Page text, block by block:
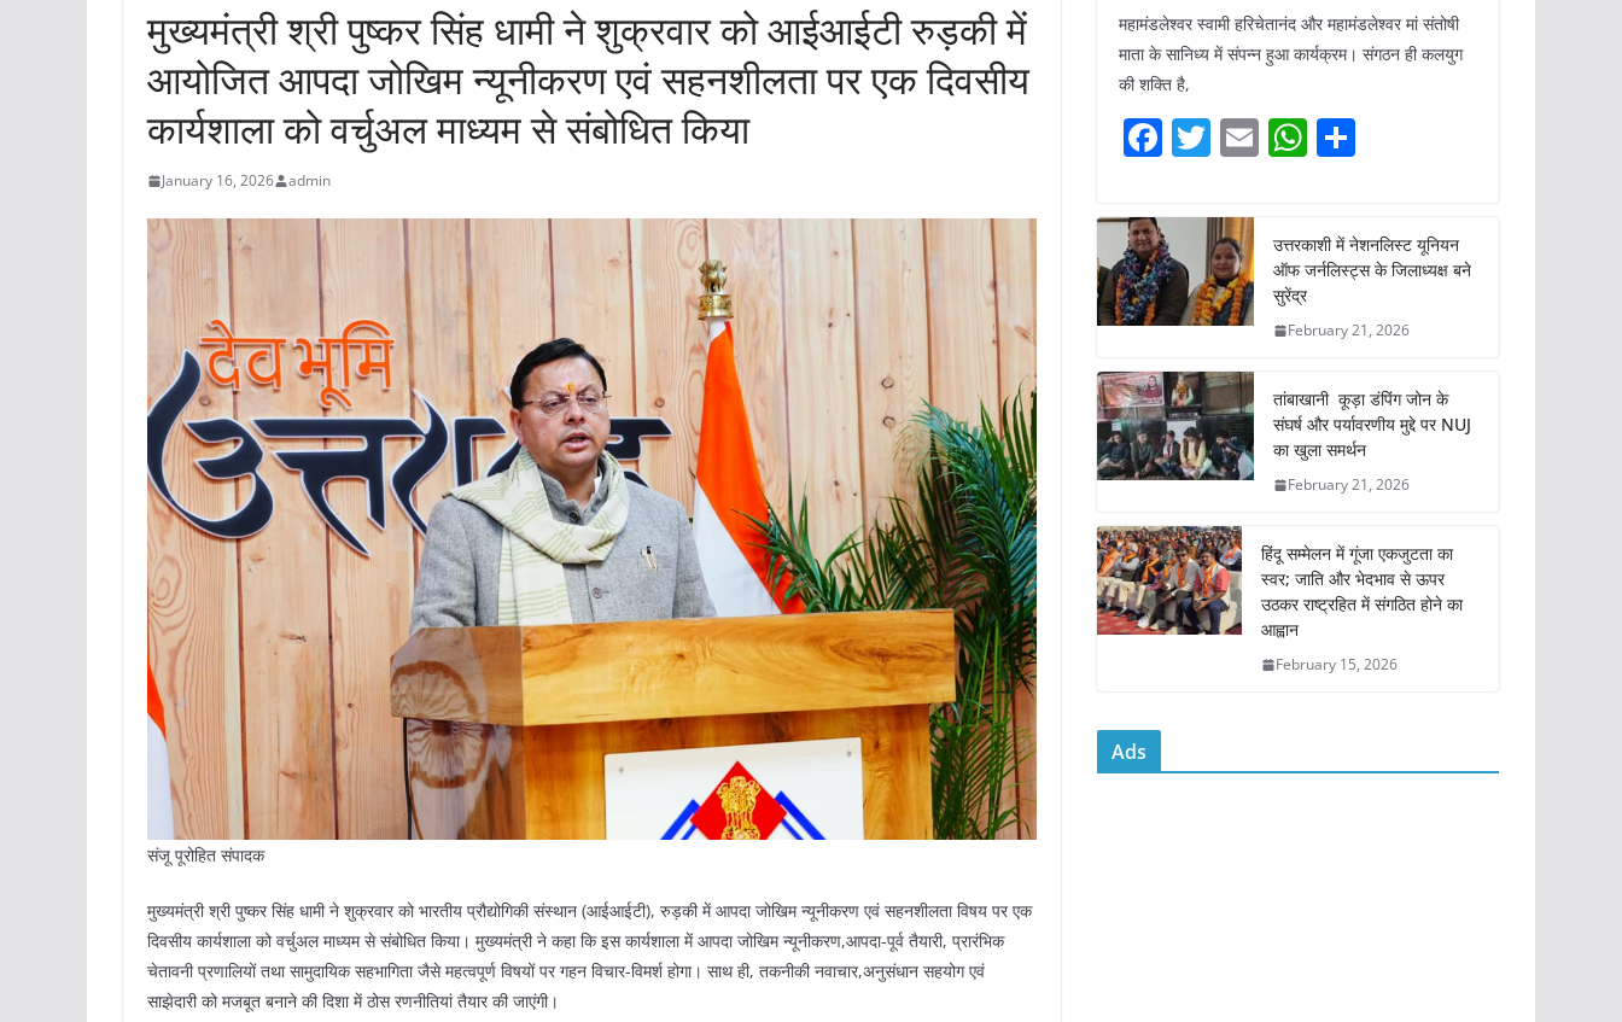
मुख्यमंत्री श्री पुष्कर सिंह धामी ने शुक्रवार को आईआईटी रुड़की में
आयोजित आपदा जोखिम न्यूनीकरण एवं सहनशीलता पर एक दिवसीय
कार्यशाला को वर्चुअल माध्यम से संबोधित किया
January 16, 2026 admin
संजू पूरोहित संपादक
मुख्यमंत्री श्री पुष्कर सिंह धामी ने शुक्रवार को भारतीय प्रौद्योगिकी संस्थान (आईआईटी), रुड़की में आपदा जोखिम न्यूनीकरण एवं सहनशीलता विषय पर एक
दिवसीय कार्यशाला को वर्चुअल माध्यम से संबोधित किया। मुख्यमंत्री ने कहा कि इस कार्यशाला में आपदा जोखिम न्यूनीकरण,आपदा-पूर्व तैयारी, प्रारंभिक
चेतावनी प्रणालियों तथा सामुदायिक सहभागिता जैसे महत्वपूर्ण विषयों पर गहन विचार-विमर्श होगा। साथ ही, तकनीकी नवाचार,अनुसंधान सहयोग एवं
साझेदारी को मजबूत बनाने की दिशा में ठोस रणनीतियां तैयार की जाएंगी।
महामंडलेश्वर स्वामी हरिचेतानंद और महामंडलेश्वर मां संतोषी
माता के सानिध्य में संपन्न हुआ कार्यक्रम। संगठन ही कलयुग
की शक्ति है,
F
c
e
b
o
o
k
T
itt
er
E W
s
A
p
e
उत्तरकाशी में नेशनलिस्ट यूनियन
ऑफ जर्नलिस्ट्स के जिलाध्यक्ष बने
सुरेंद्र
February 21, 2026
तांबाखानी कूड़ा डंपिंग जोन के
संघर्ष और पर्यावरणीय मुद्दे पर NUJ
का खुला समर्थन
February 21, 2026
हिंदू सम्मेलन में गूंजा एकजुटता का
स्वर; जाति और भेदभाव से ऊपर
उठकर राष्ट्रहित में संगठित होने का
आह्वान
February 15, 2026
Ads